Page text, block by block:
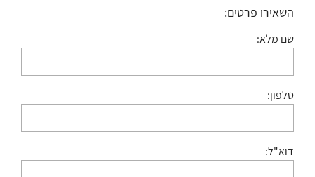
השאירו פרטים:
שם מלא:
טלפון:
דוא"ל: